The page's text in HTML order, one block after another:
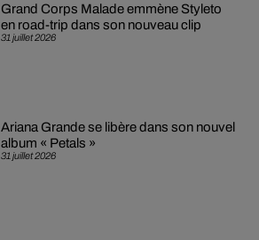
31 juillet 2026
Grand Corps Malade emmène Styleto
en road-trip dans son nouveau clip
31 juillet 2026
Ariana Grande se libère dans son nouvel
album « Petals »